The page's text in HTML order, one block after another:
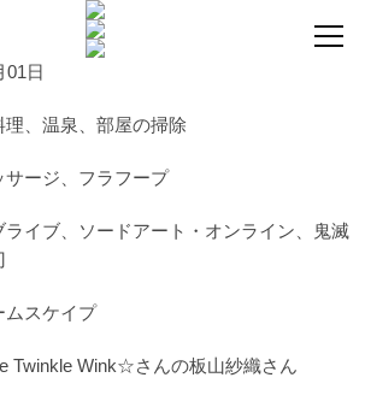
01日
理、温泉、部屋の掃除
サージ、フラフープ
ライブ、ソードアート・オンライン、鬼滅
ムスケイプ
Twinkle Wink☆さんの板山紗織さん